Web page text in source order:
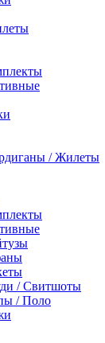
/ Жилеты
/ Свитшоты
/ Поло